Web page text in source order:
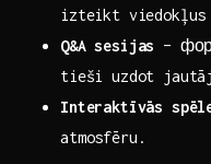
izteikt viedokļus
Q&A sesijas –
tieši uzdot
Interaktīvās
atmosfēru.